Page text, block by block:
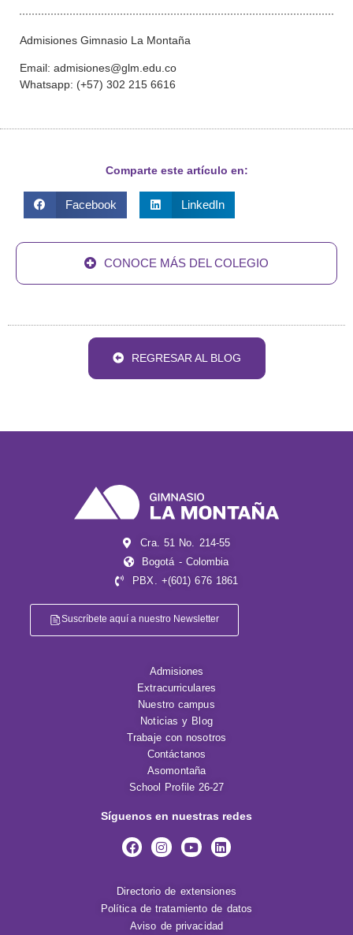
Admisiones Gimnasio La Montaña
Email: admisiones@glm.edu.co
Whatsapp: (+57) 302 215 6616
Comparte este artículo en:
Facebook LinkedIn
CONOCE MÁS DEL COLEGIO
REGRESAR AL BLOG
Cra. 51 No. 214-55
Bogotá - Colombia
PBX. +(601) 676 1861
Suscríbete aquí a nuestro Newsletter
Admisiones
Extracurriculares
Nuestro campus
Noticias y Blog
Trabaje con nosotros
Contáctanos
Asomontaña
School Profile 26-27
Síguenos en nuestras redes
Directorio de extensiones
Política de tratamiento de datos
Aviso de privacidad